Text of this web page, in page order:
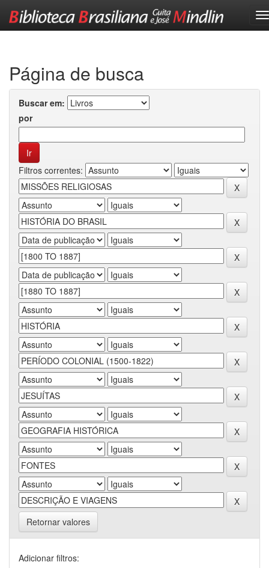
Página de busca
Buscar em:
por
Filtros correntes:
Retornar valores
Adicionar filtros: